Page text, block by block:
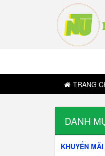
TRANG
DANH
KHUYẾN MÃI